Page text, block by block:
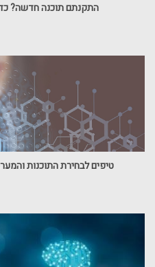
התקנתם תוכנה חדשה?
טיפים לבחירת התוכנות